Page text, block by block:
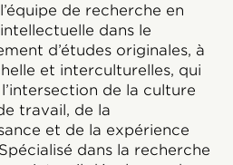
de recherche en
dans le
d’études originales, à
et interculturelles, qui
de la culture
travail, de la
et de la expérience
dans la recherche